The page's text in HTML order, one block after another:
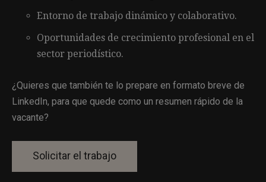
Entorno de trabajo dinámico y colaborativo.
Oportunidades de crecimiento profesional en el
sector periodístico.
¿Quieres que también te lo prepare en formato breve de
LinkedIn, para que quede como un resumen rápido de la
vacante?